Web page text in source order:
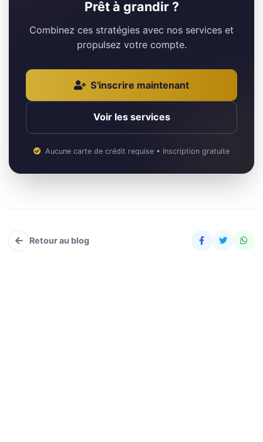
Prêt à grandir ?
Combinez ces stratégies avec nos services et
propulsez votre compte.
S'inscrire maintenant
Voir les services
Aucune carte de crédit requise • Inscription gratuite
Retour au blog